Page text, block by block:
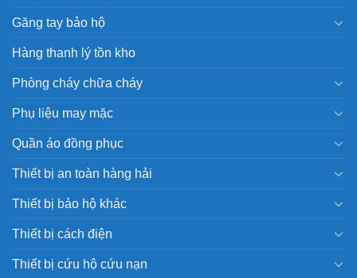
Găng tay bảo hộ
Hàng thanh lý tồn kho
Phòng cháy chữa cháy
Phụ liệu may mặc
Quần áo đồng phục
Thiết bị an toàn hàng hải
Thiết bị bảo hộ khác
Thiết bị cách điện
Thiết bị cứu hộ cứu nạn